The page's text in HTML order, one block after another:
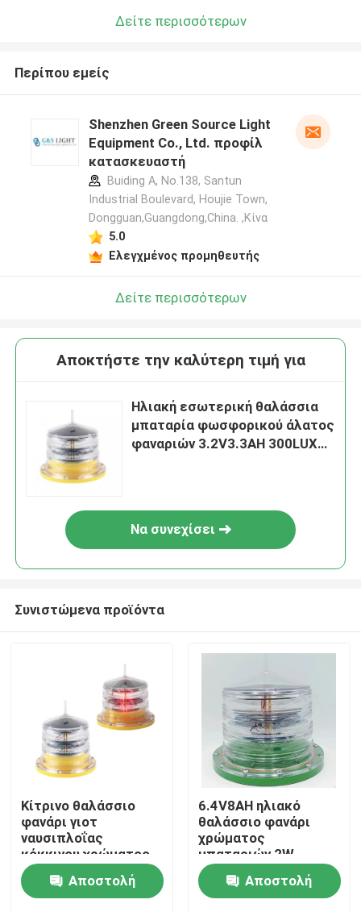
Σπίτι
Προϊόντα
Δείτε περισσότερων
Περίπου εμείς
Shenzhen Green Source Light
Equipment Co., Ltd. προφίλ
κατασκευαστή
Buiding A, No.138, Santun
Industrial Boulevard, Houjie Town,
Dongguan,Guangdong,China. ,Κίνα
5.0
Ελεγχμένος προμηθευτής
Δείτε περισσότερων
Αποκτήστε την καλύτερη τιμή για
Ηλιακή εσωτερική θαλάσσια
μπαταρία φωσφορικού άλατος
φαναριών 3.2V3.3AH 300LUX
Να συνεχίσει
Συνιστώμενα προϊόντα
Κίτρινο θαλάσσιο
φανάρι γιοτ
ναυσιπλοΐας
κόκκινου χρώματος
4NM ηλιακό
τροφοδοτημένο
Αποστολή
6.4V8AH ηλιακό
θαλάσσιο φανάρι
χρώματος
μπαταριών 2W
πράσινο για την
προειδοποίηση
σημαντήρων
Αποστολή